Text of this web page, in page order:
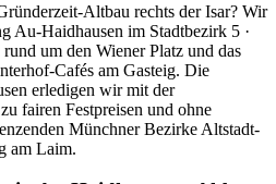
Altbau rechts der Isar? Wir
Au-Haidhausen im Stadtbezirk 5 ·
um den Wiener Platz und das
Cafés am Gasteig. Die
erledigen wir mit der
fairen Festpreisen und ohne
Münchner Bezirke Altstadt-
am Laim.